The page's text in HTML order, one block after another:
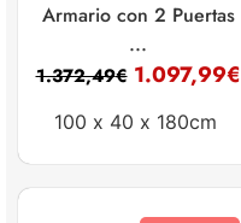
Armario con 2 Puertas
...
1.372,49€ 1.097,99€
100 x 40 x 180cm